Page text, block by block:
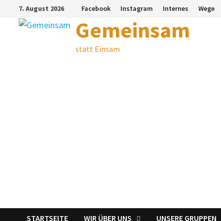
Inhalt
7. August 2026 Facebook Instagram Internes Wege
Gemeinsam
statt Einsam
STARTSEITE WIR ÜBER UNS UNSERE GRUPPEN